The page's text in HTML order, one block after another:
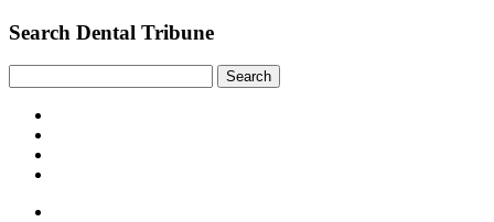
Search Dental Tribune